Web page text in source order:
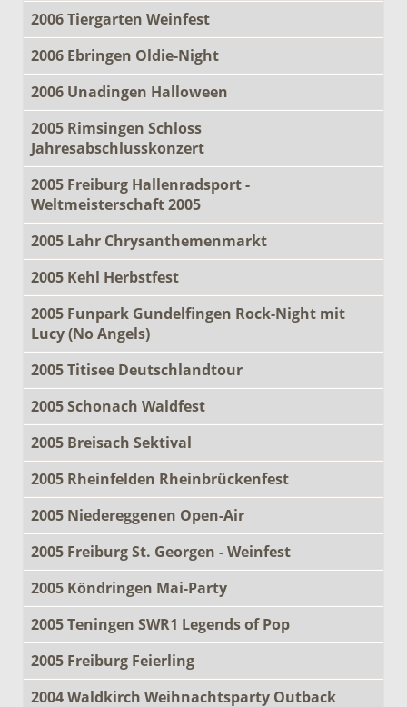
2006 Tiergarten Weinfest
2006 Ebringen Oldie-Night
2006 Unadingen Halloween
2005 Rimsingen Schloss
Jahresabschlusskonzert
2005 Freiburg Hallenradsport -
Weltmeisterschaft 2005
2005 Lahr Chrysanthemenmarkt
2005 Kehl Herbstfest
2005 Funpark Gundelfingen Rock-Night mit
Lucy (No Angels)
2005 Titisee Deutschlandtour
2005 Schonach Waldfest
2005 Breisach Sektival
2005 Rheinfelden Rheinbrückenfest
2005 Niedereggenen Open-Air
2005 Freiburg St. Georgen - Weinfest
2005 Köndringen Mai-Party
2005 Teningen SWR1 Legends of Pop
2005 Freiburg Feierling
2004 Waldkirch Weihnachtsparty Outback